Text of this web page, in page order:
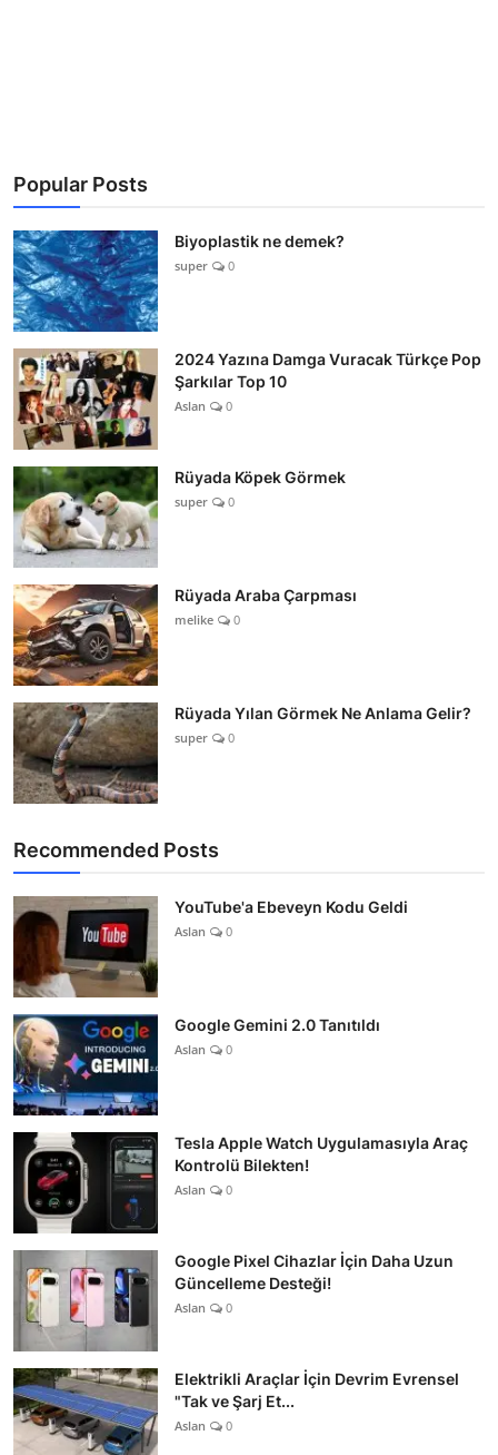
Popular Posts
Biyoplastik ne demek?
super 0
2024 Yazına Damga Vuracak Türkçe Pop
Şarkılar Top 10
Aslan 0
Rüyada Köpek Görmek
super 0
Rüyada Araba Çarpması
melike 0
Rüyada Yılan Görmek Ne Anlama Gelir?
super 0
Recommended Posts
YouTube'a Ebeveyn Kodu Geldi
Aslan 0
Google Gemini 2.0 Tanıtıldı
Aslan 0
Tesla Apple Watch Uygulamasıyla Araç
Kontrolü Bilekten!
Aslan 0
Google Pixel Cihazlar İçin Daha Uzun
Güncelleme Desteği!
Aslan 0
Elektrikli Araçlar İçin Devrim Evrensel
"Tak ve Şarj Et...
Aslan 0